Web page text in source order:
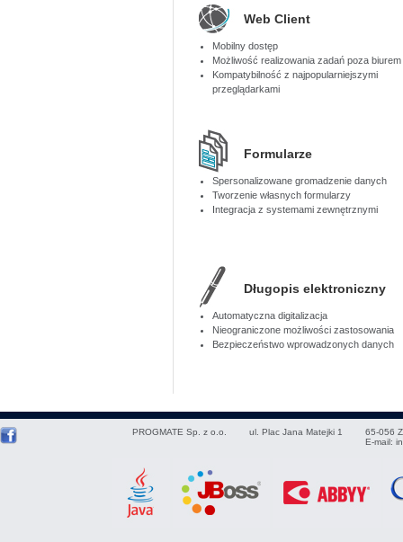
Web Client
Mobilny dostęp
Możliwość realizowania zadań poza biurem
Kompatybilność z najpopularniejszymi
przeglądarkami
Formularze
Spersonalizowane gromadzenie danych
Tworzenie własnych formularzy
Integracja z systemami zewnętrznymi
Długopis elektroniczny
Automatyczna digitalizacja
Nieograniczone możliwości zastosowania
Bezpieczeństwo wprowadzonych danych
PROGMATE Sp. z o.o. ul. Plac Jana Matejki 1 65-056
E-mail: